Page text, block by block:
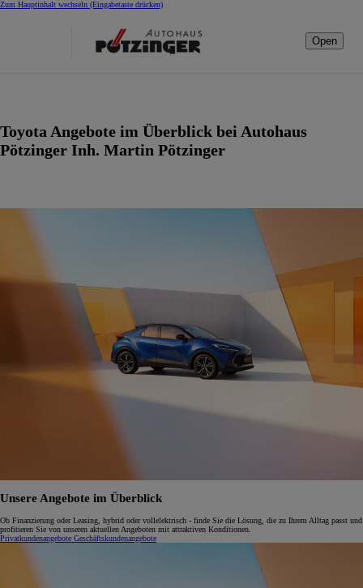
Zum Hauptinhalt wechseln (Eingabetaste drücken)
Open
Toyota Angebote im Überblick bei Autohaus
Pötzinger Inh. Martin Pötzinger
Unsere Angebote im Überblick
Ob Finanzierung oder Leasing, hybrid oder vollelektrisch - finde Sie die Lösung, die zu Ihrem Alltag passt und
profitieren Sie von unseren aktuellen Angeboten mit attraktiven Konditionen.
Privatkundenangebote Geschäftskundenangebote